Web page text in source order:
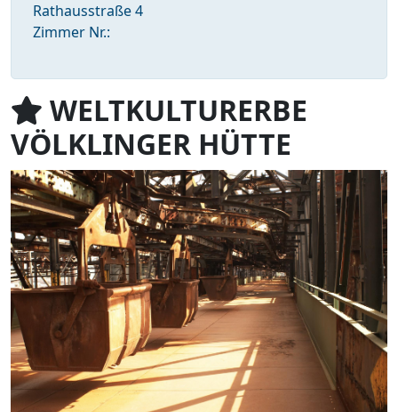
Rathausstraße 4
Zimmer Nr.:
WELTKULTURERBE
VÖLKLINGER HÜTTE